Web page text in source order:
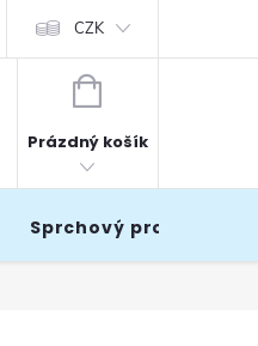
CZK
NÁKUPNÍ
Prázdný košík
Sprchový program